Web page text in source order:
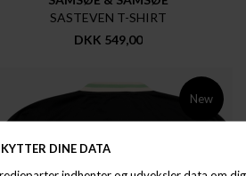
SASTEVEN T-SHIRT
DKK 549,00
New